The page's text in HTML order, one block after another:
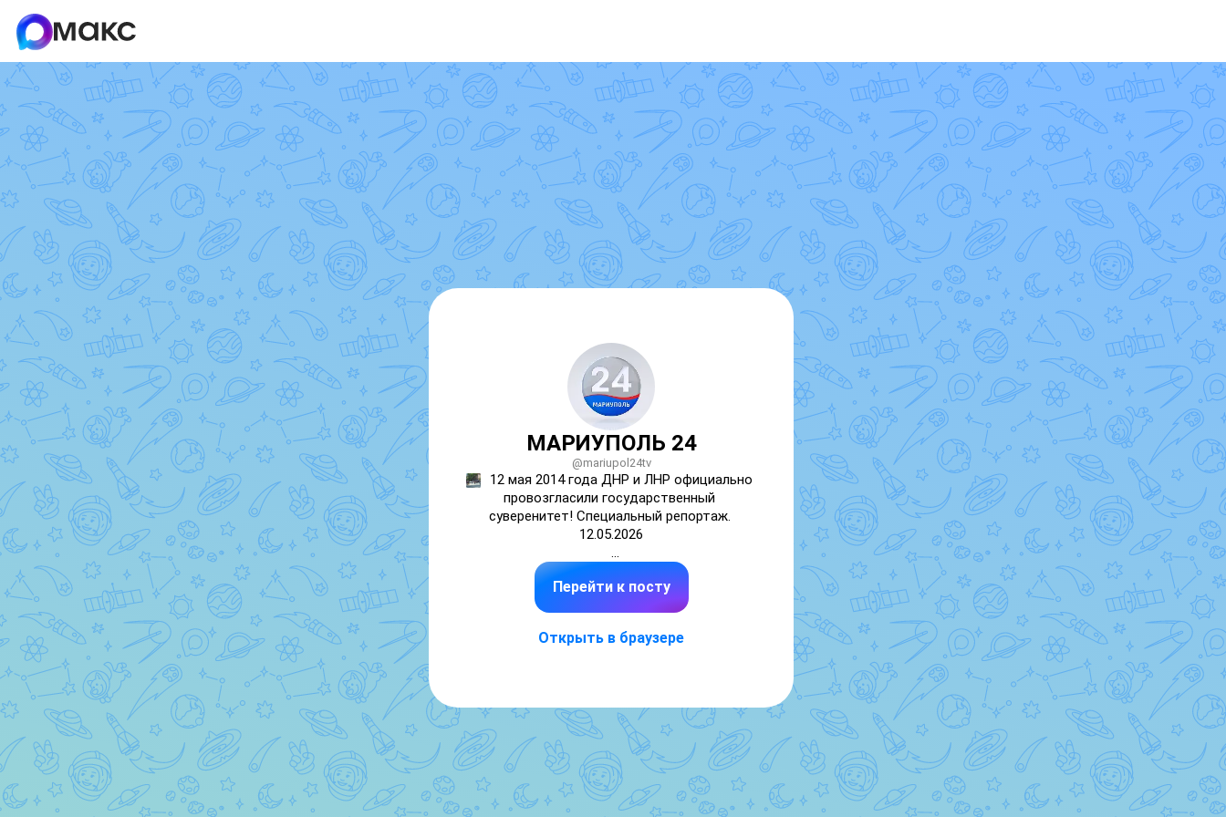
МАРИУПОЛЬ 24
@mariupol24tv
12 мая 2014 года ДНР и ЛНР официально
провозгласили государственный
суверенитет! Специальный репортаж.
12.05.2026
Telegram | Рутуб | ВК | OK |
Перейти к посту
Открыть в браузере